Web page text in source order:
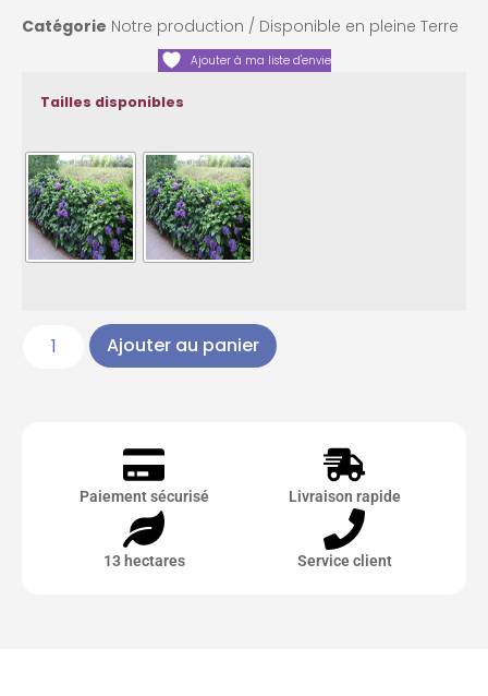
Catégorie Notre production / Disponible en pleine Terre
Ajouter à ma liste d'envie
Tailles disponibles
Ajouter au panier
Paiement sécurisé Livraison rapide
13 hectares Service client